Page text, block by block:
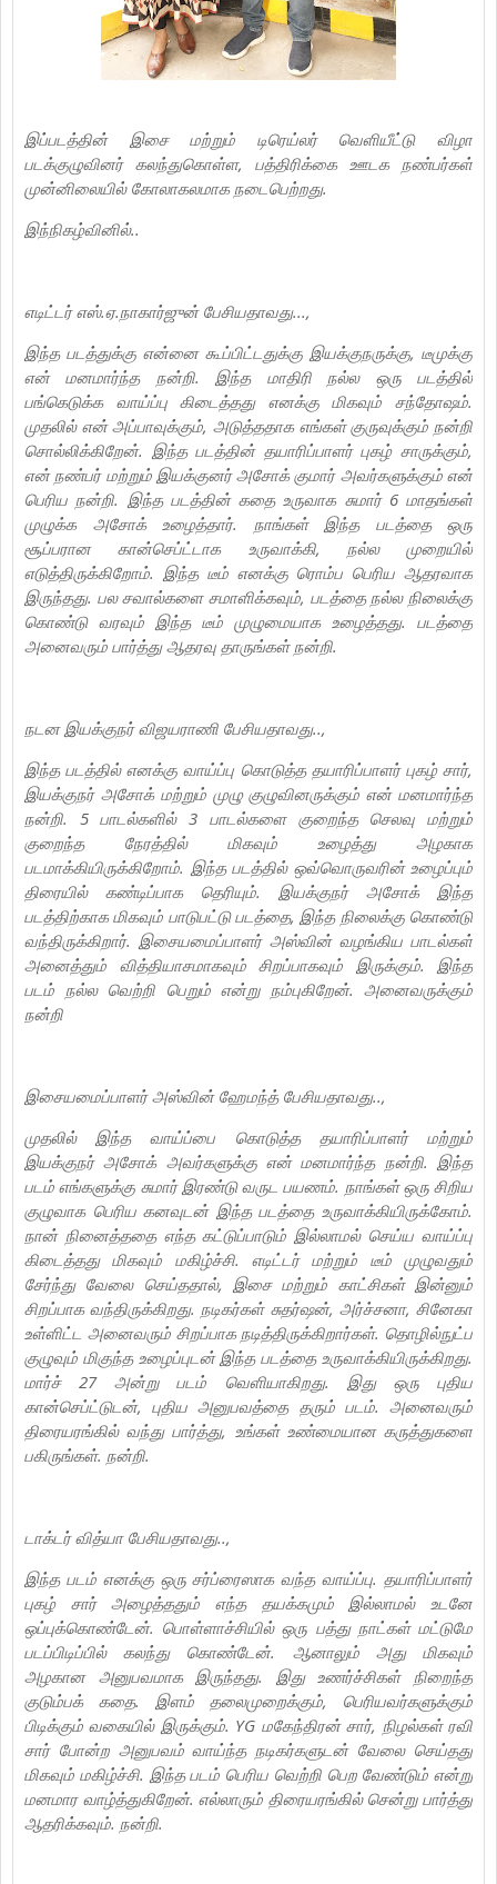
இப்படத்தின் இசை மற்றும் டிரெய்லர் வெளியீட்டு விழா
படக்குழுவினர் கலந்துகொள்ள, பத்திரிக்கை ஊடக நண்பர்கள்
முன்னிலையில் கோலாகலமாக நடைபெற்றது.
இந்நிகழ்வினில்..
எடிட்டர் எஸ்.ஏ.நாகார்ஜுன் பேசியதாவது...,
இந்த படத்துக்கு என்னை கூப்பிட்டதுக்கு இயக்குநருக்கு, டீமுக்கு
என் மனமார்ந்த நன்றி. இந்த மாதிரி நல்ல ஒரு படத்தில்
பங்கெடுக்க வாய்ப்பு கிடைத்தது எனக்கு மிகவும் சந்தோஷம்.
முதலில் என் அப்பாவுக்கும், அடுத்ததாக எங்கள் குருவுக்கும் நன்றி
சொல்லிக்கிறேன். இந்த படத்தின் தயாரிப்பாளர் புகழ் சாருக்கும்,
என் நண்பர் மற்றும் இயக்குனர் அசோக் குமார் அவர்களுக்கும் என்
பெரிய நன்றி. இந்த படத்தின் கதை உருவாக சுமார் 6 மாதங்கள்
முழுக்க அசோக் உழைத்தார். நாங்கள் இந்த படத்தை ஒரு
சூப்பரான கான்செப்ட்டாக உருவாக்கி, நல்ல முறையில்
எடுத்திருக்கிறோம். இந்த டீம் எனக்கு ரொம்ப பெரிய ஆதரவாக
இருந்தது. பல சவால்களை சமாளிக்கவும், படத்தை நல்ல நிலைக்கு
கொண்டு வரவும் இந்த டீம் முழுமையாக உழைத்தது. படத்தை
அனைவரும் பார்த்து ஆதரவு தாருங்கள் நன்றி.
நடன இயக்குநர் விஜயராணி பேசியதாவது..,
இந்த படத்தில் எனக்கு வாய்ப்பு கொடுத்த தயாரிப்பாளர் புகழ் சார்,
இயக்குநர் அசோக் மற்றும் முழு குழுவினருக்கும் என் மனமார்ந்த
நன்றி. 5 பாடல்களில் 3 பாடல்களை குறைந்த செலவு மற்றும்
குறைந்த நேரத்தில் மிகவும் உழைத்து அழகாக
படமாக்கியிருக்கிறோம். இந்த படத்தில் ஒவ்வொருவரின் உழைப்பும்
திரையில் கண்டிப்பாக தெரியும். இயக்குநர் அசோக் இந்த
படத்திற்காக மிகவும் பாடுபட்டு படத்தை, இந்த நிலைக்கு கொண்டு
வந்திருக்கிறார். இசையமைப்பாளர் அஸ்வின் வழங்கிய பாடல்கள்
அனைத்தும் வித்தியாசமாகவும் சிறப்பாகவும் இருக்கும். இந்த
படம் நல்ல வெற்றி பெறும் என்று நம்புகிறேன். அனைவருக்கும்
நன்றி
இசையமைப்பாளர் அஸ்வின் ஹேமந்த் பேசியதாவது..,
முதலில் இந்த வாய்ப்பை கொடுத்த தயாரிப்பாளர் மற்றும்
இயக்குநர் அசோக் அவர்களுக்கு என் மனமார்ந்த நன்றி. இந்த
படம் எங்களுக்கு சுமார் இரண்டு வருட பயணம். நாங்கள் ஒரு சிறிய
குழுவாக பெரிய கனவுடன் இந்த படத்தை உருவாக்கியிருக்கோம்.
நான் நினைத்ததை எந்த கட்டுப்பாடும் இல்லாமல் செய்ய வாய்ப்பு
கிடைத்தது மிகவும் மகிழ்ச்சி. எடிட்டர் மற்றும் டீம் முழுவதும்
சேர்ந்து வேலை செய்ததால், இசை மற்றும் காட்சிகள் இன்னும்
சிறப்பாக வந்திருக்கிறது. நடிகர்கள் சுதர்ஷன், அர்ச்சனா, சினேகா
உள்ளிட்ட அனைவரும் சிறப்பாக நடித்திருக்கிறார்கள். தொழில்நுட்ப
குழுவும் மிகுந்த உழைப்புடன் இந்த படத்தை உருவாக்கியிருக்கிறது.
மார்ச் 27 அன்று படம் வெளியாகிறது. இது ஒரு புதிய
கான்செப்ட்டுடன், புதிய அனுபவத்தை தரும் படம். அனைவரும்
திரையரங்கில் வந்து பார்த்து, உங்கள் உண்மையான கருத்துகளை
பகிருங்கள். நன்றி.
டாக்டர் வித்யா பேசியதாவது..,
இந்த படம் எனக்கு ஒரு சர்ப்ரைஸாக வந்த வாய்ப்பு. தயாரிப்பாளர்
புகழ் சார் அழைத்ததும் எந்த தயக்கமும் இல்லாமல் உடனே
ஒப்புக்கொண்டேன். பொள்ளாச்சியில் ஒரு பத்து நாட்கள் மட்டுமே
படப்பிடிப்பில் கலந்து கொண்டேன். ஆனாலும் அது மிகவும்
அழகான அனுபவமாக இருந்தது. இது உணர்ச்சிகள் நிறைந்த
குடும்பக் கதை. இளம் தலைமுறைக்கும், பெரியவர்களுக்கும்
பிடிக்கும் வகையில் இருக்கும். YG மகேந்திரன் சார், நிழல்கள் ரவி
சார் போன்ற அனுபவம் வாய்ந்த நடிகர்களுடன் வேலை செய்தது
மிகவும் மகிழ்ச்சி. இந்த படம் பெரிய வெற்றி பெற வேண்டும் என்று
மனமார வாழ்த்துகிறேன். எல்லாரும் திரையரங்கில் சென்று பார்த்து
ஆதரிக்கவும். நன்றி.